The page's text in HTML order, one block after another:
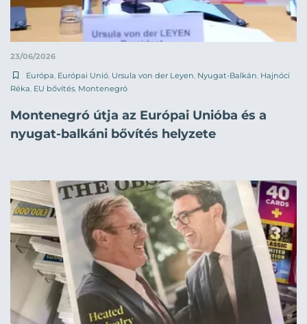
23/06/2026
Európa, Európai Unió, Ursula von der Leyen, Nyugat-Balkán, Hajnóci
Réka, EU bővítés, Montenegró
Montenegró útja az Európai Unióba és a
nyugat-balkáni bővítés helyzete